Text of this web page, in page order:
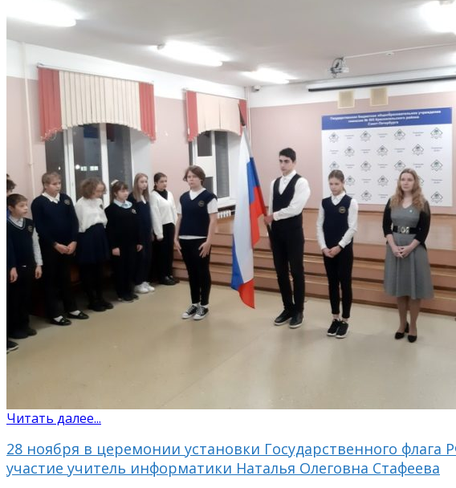
Читать далее...
28 ноября в церемонии установки Государственного
участие учитель информатики Наталья Олеговна Стафеева